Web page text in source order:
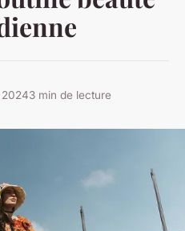
20243 min de lecture